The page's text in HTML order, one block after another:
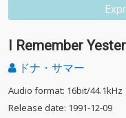
I Remember
ドナ・サマー
Audio format: 16bit/44.1kHz
Release date: 1991-12-09